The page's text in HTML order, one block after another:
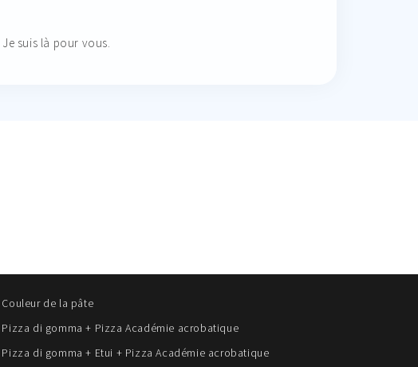
suis là pour vous.
Couleur de la pâte
Pizza di gomma + Pizza Académie acrobatique
Pizza di gomma + Etui + Pizza Académie acrobatique